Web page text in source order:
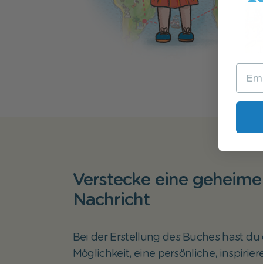
Verstecke eine geheime
Nachricht
Bei der Erstellung des Buches hast du
Möglichkeit, eine persönliche,